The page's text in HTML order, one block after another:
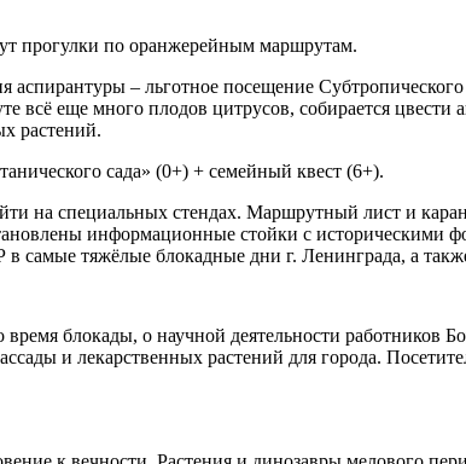
прогулки по оранжерейным маршрутам.
аспирантуры – льготное посещение
всё еще много плодов цитрусов, собирается
растений.
сада» (0+) + семейный квест (6+).
на специальных стендах. Маршрутный лист и
информационные стойки с историческими
тяжёлые блокадные дни г. Ленинграда, а
блокады, о научной деятельности работников
и лекарственных растений для города.